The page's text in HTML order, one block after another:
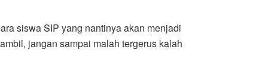
siswa SIP yang nantinya akan menjadi
jangan sampai malah tergerus kalah